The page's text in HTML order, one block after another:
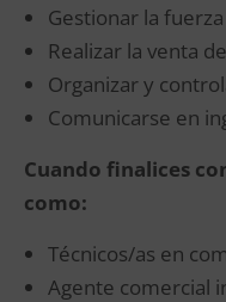
Gestionar la
Realizar la venta
Organizar y
Comunicarse en
Cuando finalices
como:
Técnicos/as en
Agente comercial